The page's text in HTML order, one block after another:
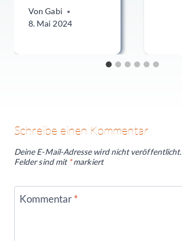
Von Gabi
8. Mai 2024
Schreibe einen Kommentar
Deine E-Mail-Adresse wird nicht veröffentlicht.
Felder sind mit*markiert
Kommentar*